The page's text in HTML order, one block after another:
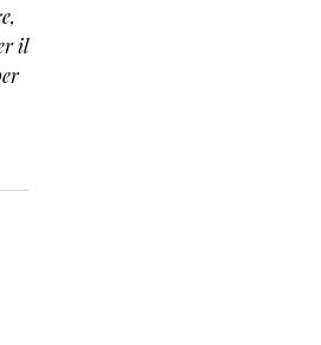
il